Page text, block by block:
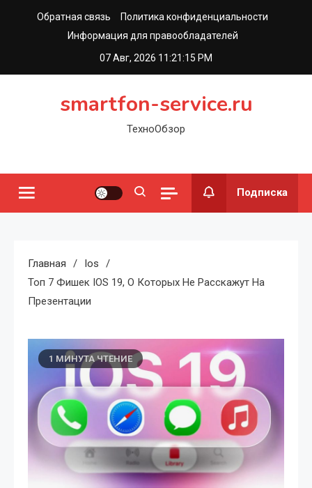
Обратная связь
Политика конфиденциальности
Информация для правообладателей
07 Авг, 2026 11:21:16 PM
smartfon-service.ru
ТехноОбзор
Подписка
Главная
Ios
Топ 7 Фишек IOS 19, О Которых Не Расскажут На
Презентации
1 МИНУТА ЧТЕНИЕ